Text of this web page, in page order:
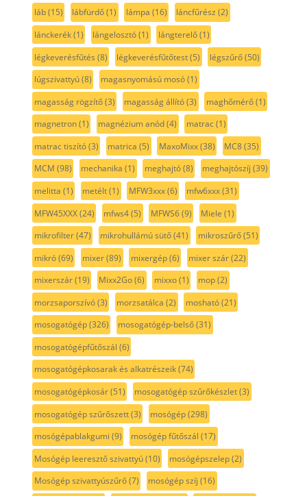
láb(15) lábfürdő(1) lámpa (16) láncfűrész (2)
lánckerék(1) lángelosztó(1) lángterelő(1)
légkeverésfűtés (8) légkeverésfűtőtest(5) légszűrő(50)
lúgszivattyú(8) magasnyomású mosó(1)
magasság rögzítő(3) magasság állító(3) maghőmérő(1)
magnetron(1) magnézium anód(4) matrac(1)
matrac tiszító(3) matrica (5) MaxoMixx(38) MC8(35)
MCM (98) mechanika (1) meghajtó(8) meghajtószíj (39)
melitta (1) metélt(1) MFW3xxx(6) mfw6xxx(31)
MFW45XXX(24) mfws4(5) MFWS6(9) Miele (1)
mikrofilter(47) mikrohullámú sütő(41) mikroszűrő(51)
mikró(69) mixer(89) mixergép(6) mixer szár(22)
mixerszár(19) Mixx2Go(6) mixxo(1) mop(2)
morzsaporszívó(3) morzsatálca (2) mosható(21)
mosogatógép(326) mosogatógép-belső(31)
mosogatógépfűtőszál (6)
mosogatógépkosarak és alkatrészeik(74)
mosogatógépkosár(51) mosogatógép szűrőkészlet(3)
mosogatógép szűrőszett(3) mosógép(298)
mosógépablakgumi (9) mosógép fűtőszál (17)
Mosógép leeresztő szivattyú(10) mosógépszelep(2)
Mosógép szivattyúszűrő(7) mosógép szíj (16)